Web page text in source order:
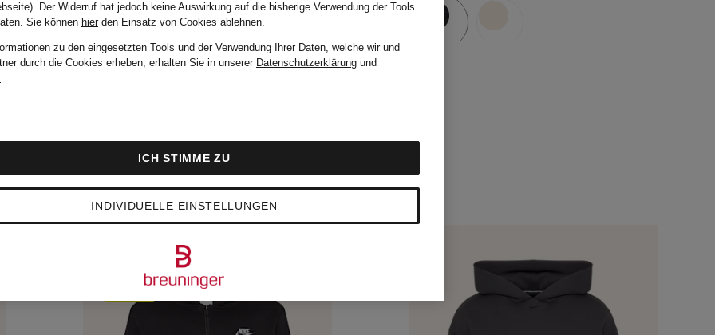
Der Widerruf hat jedoch keine Auswirkung auf die bisherige Verwendung der Tools
Sie können hierden Einsatz von Cookies ablehnen.
zu den eingesetzten Tools und der Verwendung Ihrer Daten, welche wir und
durch die Cookies erheben, erhalten Sie in unserer Datenschutzerklärung und
.
INDIVIDUELLE EINSTELLUNGEN
ICH STIMME ZU